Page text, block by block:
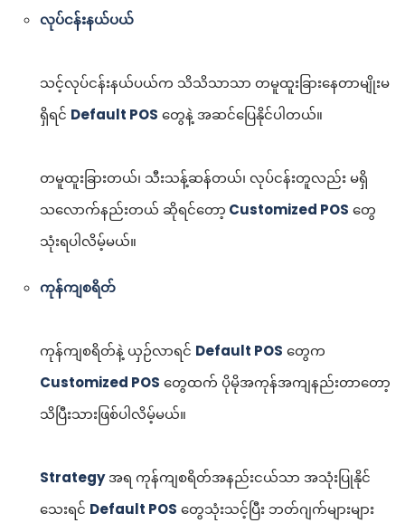
လုပ်ငန်းနယ်ပယ်
သင့်လုပ်ငန်းနယ်ပယ်က သိသိသာသာ တမူထူးခြားနေတာမျိုးမ
ရှိရင် Default POS တွေနဲ့ အဆင်ပြေနိုင်ပါတယ်။
တမူထူးခြားတယ်၊ သီးသန့်ဆန်တယ်၊ လုပ်ငန်းတူလည်း မရှိ
သလောက်နည်းတယ် ဆိုရင်တော့ Customized POS တွေ
သုံးရပါလိမ့်မယ်။
ကုန်ကျစရိတ်
ကုန်ကျစရိတ်နဲ့ ယှဉ်လာရင် Default POS တွေက
Customized POS တွေထက် ပိုမိုအကုန်အကျနည်းတာတော့
သိပြီးသားဖြစ်ပါလိမ့်မယ်။
Strategyအရ ကုန်ကျစရိတ်အနည်းငယ်သာ အသုံးပြုနိုင်
သေးရင် Default POS တွေသုံးသင့်ပြီး ဘတ်ဂျက်များများ